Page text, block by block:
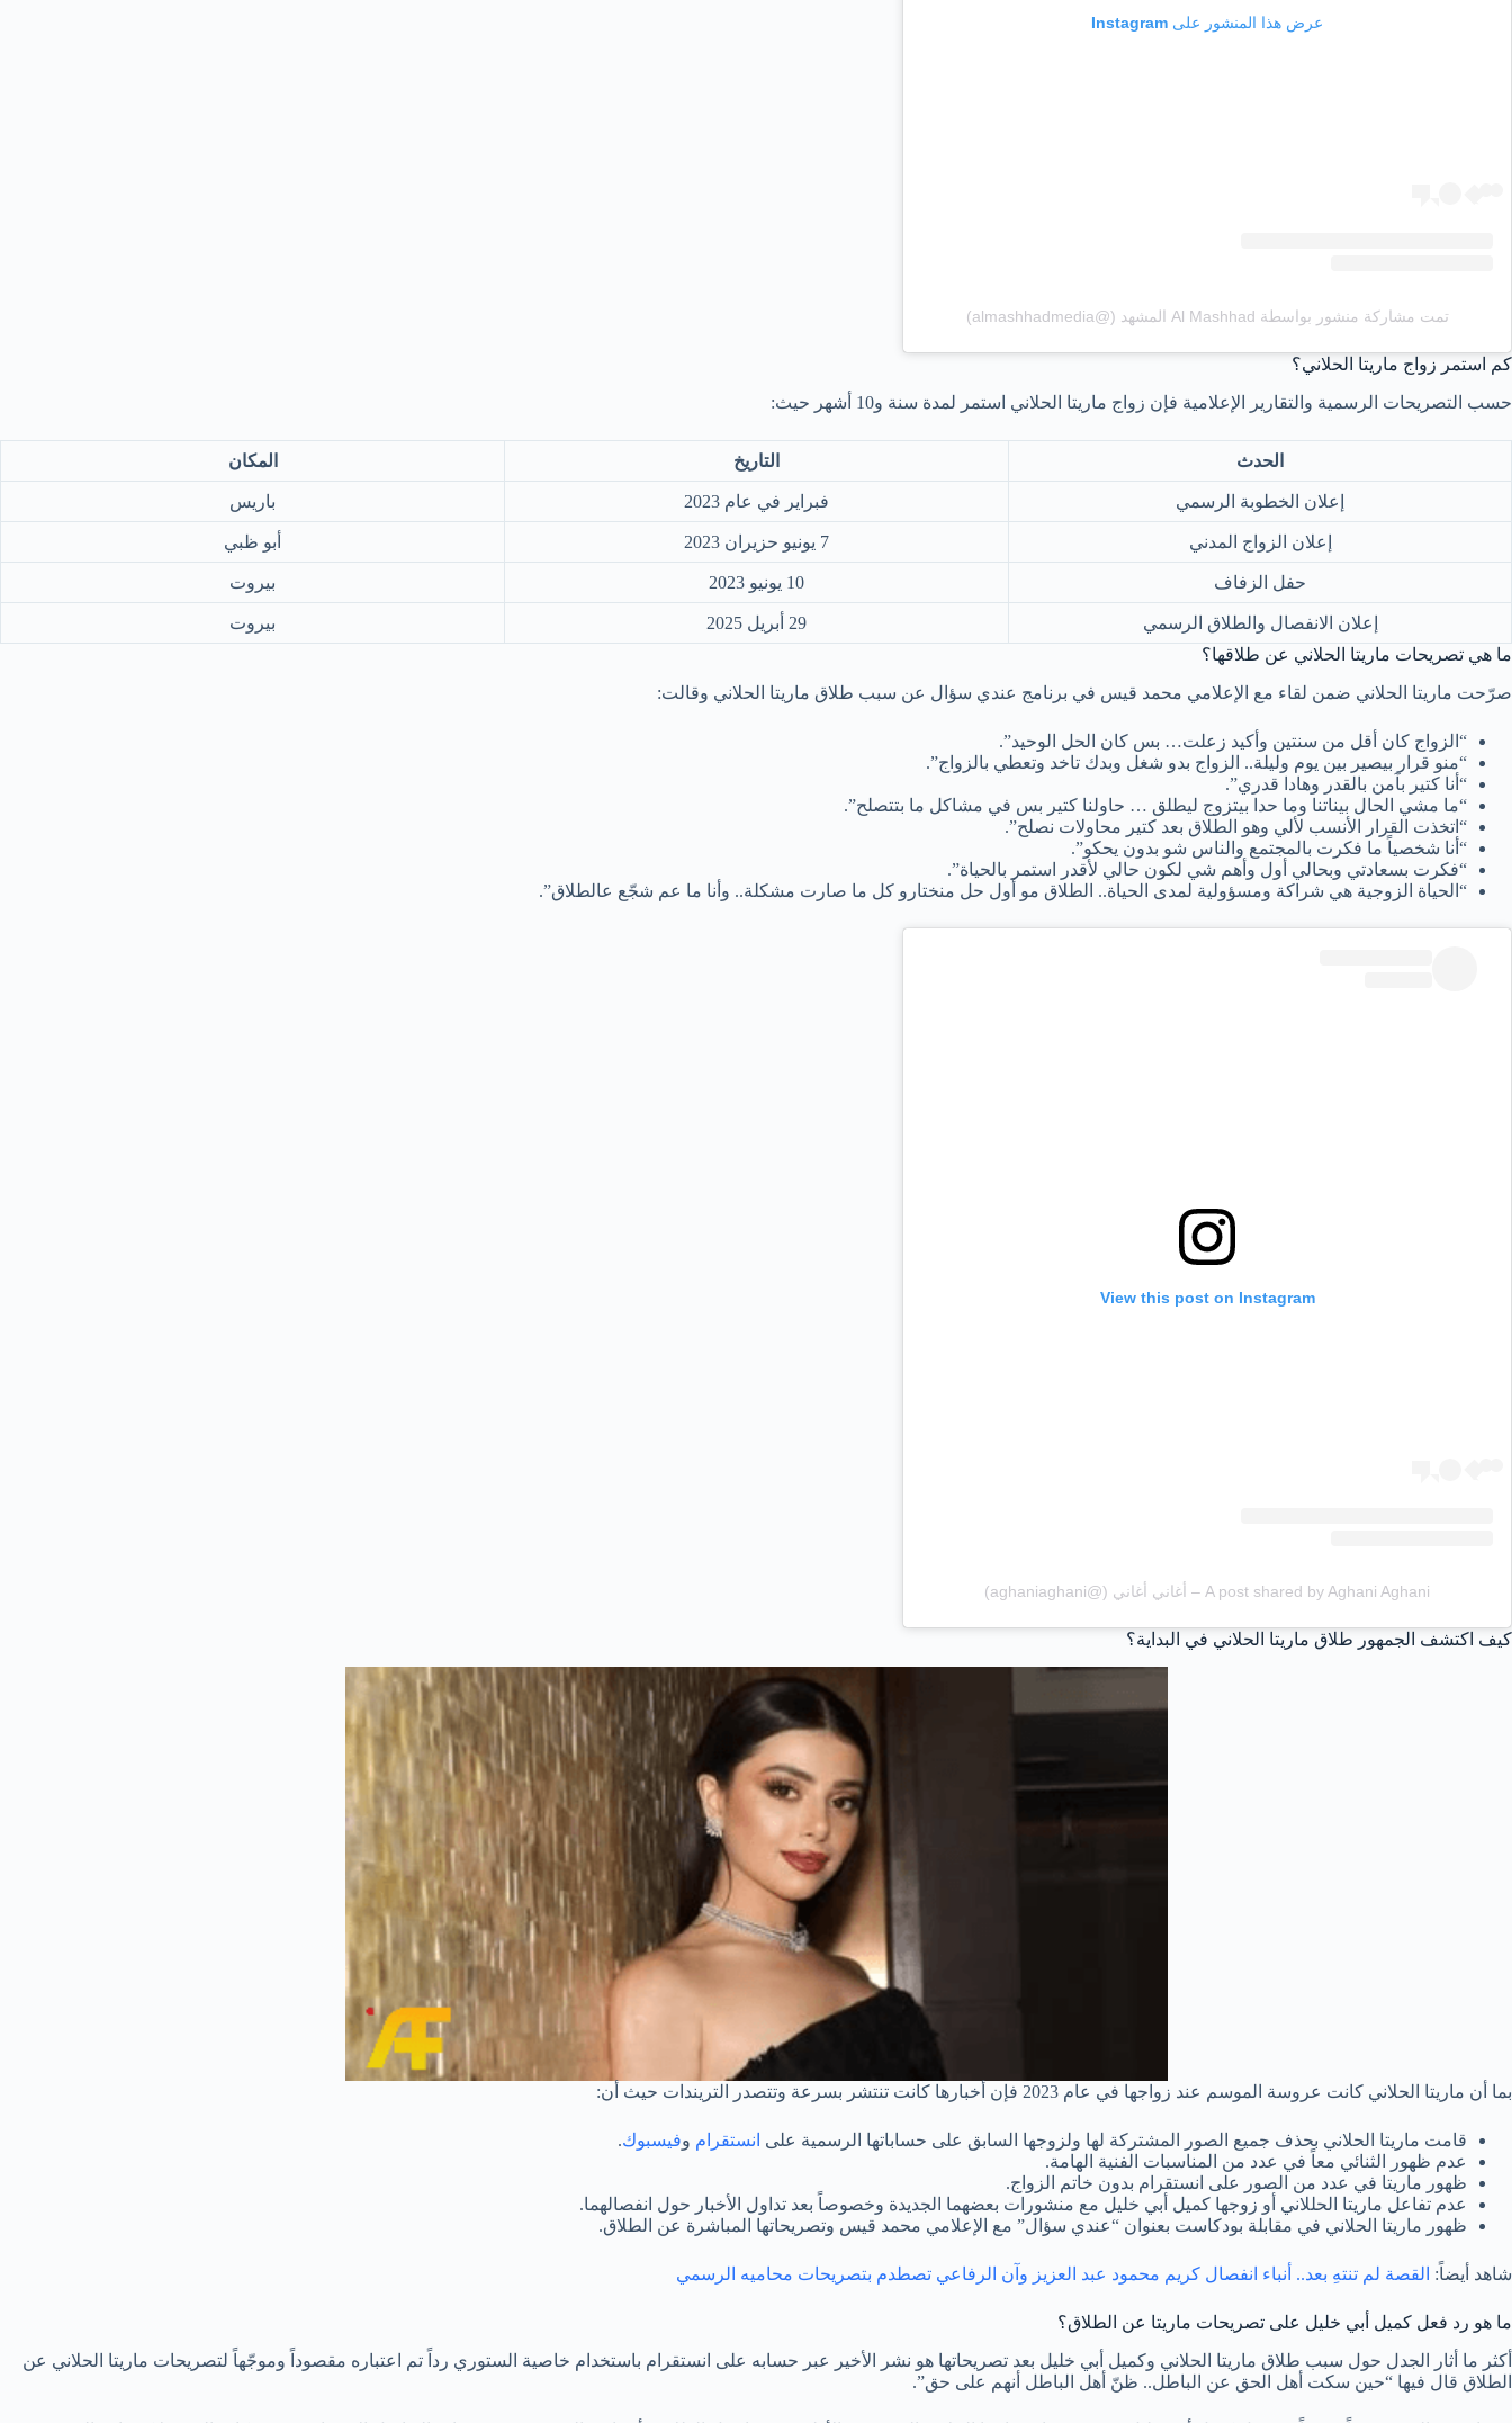
عرض هذا المنشور على Instagram
تمت مشاركة منشور بواسطة ‏‎Al Mashhad المشهد‎‏ (@‏‎almashhadmedia‎‏)
كم استمر زواج ماريتا الحلاني؟
حسب التصريحات الرسمية والتقارير الإعلامية فإن زواج ماريتا الحلاني استمر لمدة سنة و10 أشهر حيث:
الحدث التاريخ المكان
إعلان الخطوبة الرسمي فبراير في عام 2023 باريس
إعلان الزواج المدني 7 يونيو حزيران 2023 أبو ظبي
حفل الزفاف 10 يونيو 2023 بيروت
إعلان الانفصال والطلاق الرسمي 29 أبريل 2025
بيروت
ما هي تصريحات ماريتا الحلاني عن طلاقها؟
صرّحت ماريتا الحلاني ضمن لقاء مع الإعلامي محمد قيس في برنامج عندي سؤال عن سبب طلاق ماريتا الحلاني وقالت:
“الزواج كان أقل من سنتين وأكيد زعلت… بس كان الحل الوحيد”.
“منو قرار بيصير بين يوم وليلة.. الزواج بدو شغل وبدك تاخد وتعطي بالزواج”.
“أنا كتير بآمن بالقدر وهادا قدري”.
“ما مشي الحال بيناتنا وما حدا بيتزوج ليطلق … حاولنا كتير بس في مشاكل ما بتتصلح”.
“اتخذت القرار الأنسب لألي وهو الطلاق بعد كتير محاولات نصلح”.
“أنا شخصياً ما فكرت بالمجتمع والناس شو بدون يحكو”.
“فكرت بسعادتي وبحالي أول وأهم شي لكون حالي لأقدر استمر بالحياة”.
“الحياة الزوجية هي شراكة ومسؤولية لمدى الحياة.. الطلاق مو أول حل منختارو كل ما صارت مشكلة.. وأنا ما عم شجّع عالطلاق”.
View this post on Instagram
A post shared by Aghani Aghani – أغاني أغاني (@aghaniaghani)
كيف اكتشف الجمهور طلاق ماريتا الحلاني في البداية؟
بما أن ماريتا الحلاني كانت عروسة الموسم عند زواجها في عام 2023 فإن أخبارها كانت تنتشر بسرعة وتتصدر التريندات حيث أن:
قامت ماريتا الحلاني بحذف جميع الصور المشتركة لها ولزوجها السابق على حساباتها الرسمية على انستقرام وفيسبوك.
عدم ظهور الثنائي معاً في عدد من المناسبات الفنية الهامة.
ظهور ماريتا في عدد من الصور على انستقرام بدون خاتم الزواج.
عدم تفاعل ماريتا الحللاني أو زوجها كميل أبي خليل مع منشورات بعضهما الجديدة وخصوصاً بعد تداول الأخبار حول انفصالهما.
ظهور ماريتا الحلاني في مقابلة بودكاست بعنوان “عندي سؤال” مع الإعلامي محمد قيس وتصريحاتها المباشرة عن الطلاق.
شاهد أيضاً: القصة لم تنتهِ بعد.. أنباء انفصال كريم محمود عبد العزيز وآن الرفاعي تصطدم بتصريحات محاميه الرسمي
ما هو رد فعل كميل أبي خليل على تصريحات ماريتا عن الطلاق؟
أكثر ما أثار الجدل حول سبب طلاق ماريتا الحلاني وكميل أبي خليل بعد تصريحاتها هو نشر الأخير عبر حسابه على انستقرام باستخدام خاصية الستوري رداً تم اعتباره مقصوداً وموجّهاً لتصريحات ماريتا الحلاني عن
الطلاق قال فيها “حين سكت أهل الحق عن الباطل.. ظنّ أهل الباطل أنهم على حق”.